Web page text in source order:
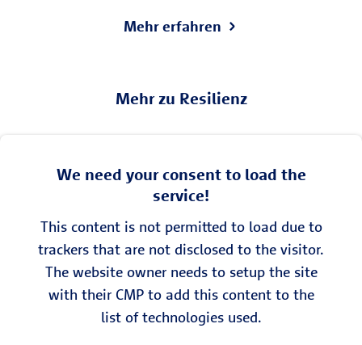
Mehr erfahren
Mehr zu Resilienz
We need your consent to load the
service!
This content is not permitted to load due to
trackers that are not disclosed to the visitor.
The website owner needs to setup the site
with their CMP to add this content to the
list of technologies used.